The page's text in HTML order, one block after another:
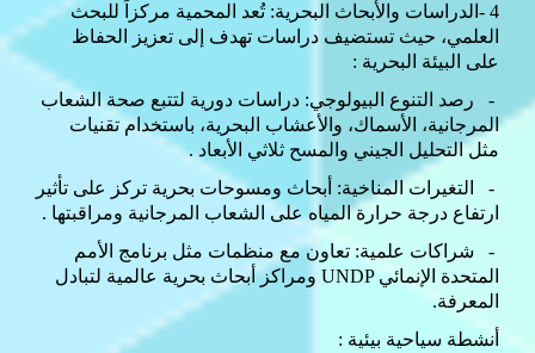
4
- الدراسات والأبحاث البحرية: تُعد المحمية مركزاً للبحث
العلمي، حيث تستضيف دراسات تهدف إلى تعزيز الحفاظ
على البيئة البحرية :
- رصد التنوع البيولوجي: دراسات دورية لتتبع صحة الشعاب
المرجانية، الأسماك، والأعشاب البحرية، باستخدام تقنيات
مثل التحليل الجيني والمسح ثلاثي الأبعاد .
-
التغيرات المناخية: أبحاث ومسوحات بحرية تركز على تأثير
ارتفاع درجة حرارة المياه على الشعاب المرجانية ومراقبتها .
- شراكات علمية: تعاون مع منظمات مثل برنامج الأمم
المتحدة الإنمائي UNDP ومراكز أبحاث بحرية عالمية لتبادل
المعرفة.
أنشطة سياحية بيئية :